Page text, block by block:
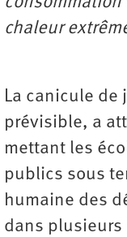
chaleur
La canicule de
prévisible, a
mettant les
publics sous
humaine des
dans plusieurs